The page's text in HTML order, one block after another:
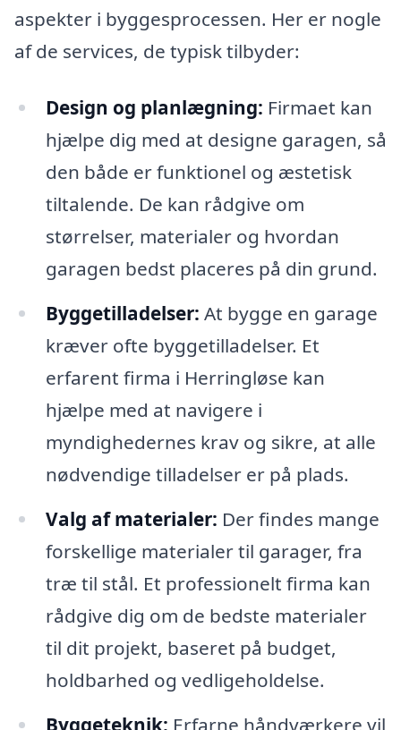
aspekter i byggesprocessen. Her er nogle
af de services, de typisk tilbyder:
Design og planlægning: Firmaet kan
hjælpe dig med at designe garagen, så
den både er funktionel og æstetisk
tiltalende. De kan rådgive om
størrelser, materialer og hvordan
garagen bedst placeres på din grund.
Byggetilladelser: At bygge en garage
kræver ofte byggetilladelser. Et
erfarent firma i Herringløse kan
hjælpe med at navigere i
myndighedernes krav og sikre, at alle
nødvendige tilladelser er på plads.
Valg af materialer: Der findes mange
forskellige materialer til garager, fra
træ til stål. Et professionelt firma kan
rådgive dig om de bedste materialer
til dit projekt, baseret på budget,
holdbarhed og vedligeholdelse.
Byggeteknik: Erfarne håndværkere vil